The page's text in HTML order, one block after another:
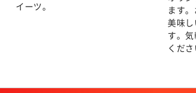
イーツ。
ます
美味
す。
くださ